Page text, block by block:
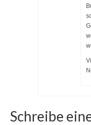
Schreibe